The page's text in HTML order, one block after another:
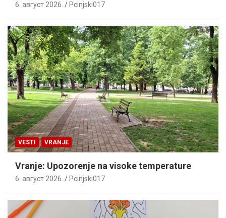
6. август 2026. Pcinjski017
VESTI VRANJE
Vranje: Upozorenje na visoke temperature
6. август 2026. Pcinjski017